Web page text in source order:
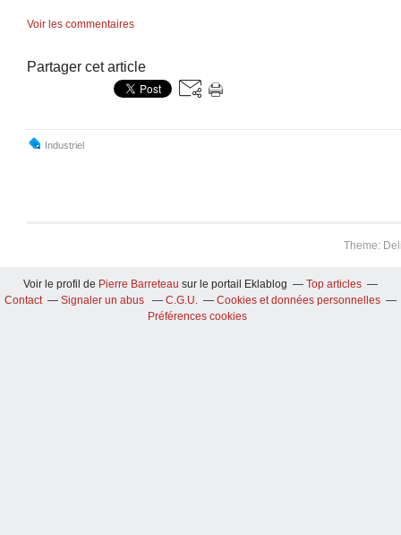
Voir les commentaires
Partager cet article
Industriel
Theme:
Voir le profil de Pierre Barreteau sur le portail Eklablog
Top articles
Contact
Signaler un abus C.G.U.
Cookies et données personnelles
Préférences cookies